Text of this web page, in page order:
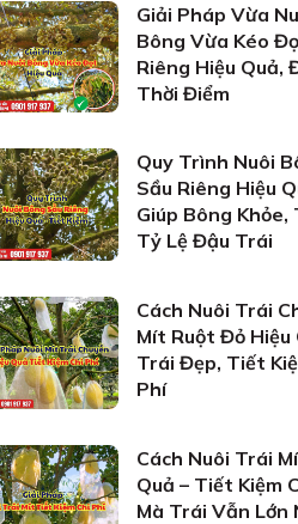
Giải Pháp Vừa
Bông Vừa Kéo
Riêng Hiệu Quả,
Thời Điểm
Quy Trình Nuôi
Sầu Riêng Hiệu
Giúp Bông Khỏe,
Tỷ Lệ Đậu Trái
Cách Nuôi Trái
Mít Ruột Đỏ Hiệu
Trái Đẹp, Tiết
Phí
Cách Nuôi Trái
Quả – Tiết Kiệm
Mà Trái Vẫn Lớn